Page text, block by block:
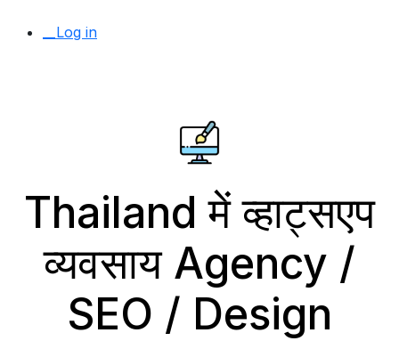
__Log in
Thailand में व्हाट्सएप
व्यवसाय Agency /
SEO / Design